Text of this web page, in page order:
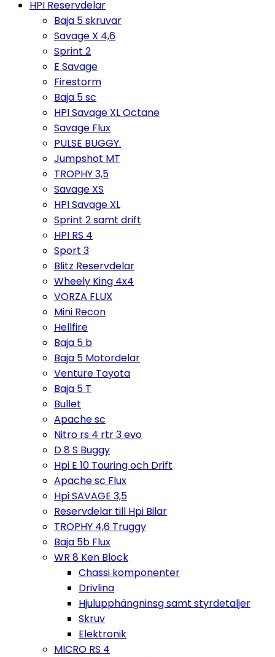
HPI Reservdelar
Baja 5 skruvar
Savage X 4,6
Sprint 2
E Savage
Firestorm
Baja 5 sc
HPI Savage XL Octane
Savage Flux
PULSE BUGGY.
Jumpshot MT
TROPHY 3,5
Savage XS
HPI Savage XL
Sprint 2 samt drift
HPI RS 4
Sport 3
Blitz Reservdelar
Wheely King 4x4
VORZA FLUX
Mini Recon
Hellfire
Baja 5 b
Baja 5 Motordelar
Venture Toyota
Baja 5 T
Bullet
Apache sc
Nitro rs 4 rtr 3 evo
D 8 S Buggy
Hpi E 10 Touring och Drift
Apache sc Flux
Hpi SAVAGE 3,5
Reservdelar till Hpi Bilar
TROPHY 4,6 Truggy
Baja 5b Flux
WR 8 Ken Block
Chassi komponenter
Drivlina
Hjulupphängninsg samt styrdetaljer
Skruv
Elektronik
MICRO RS 4